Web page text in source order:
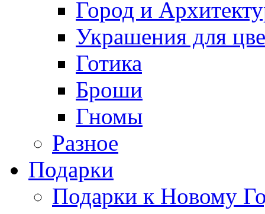
Город и
Украшения для
Готика
Броши
Гномы
Разное
Подарки
Подарки к Новому